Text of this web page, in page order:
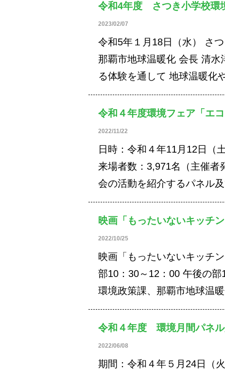
令和4年度 さつき小学校環
2023/02/07
令和5年１月18日（水） さ
那覇市地球温暖化 会長 清水
る体験を通して 地球温暖化
令和４年度環境フェア「エ
2022/11/22
日時：令和４年11月12日（
来場者数：3,971名（主催
会の活動を紹介するパネル
映画「もったいないキッチ
2022/10/25
映画「もったいないキッチ
部10：30～12：00 午後の
環境政策課、那覇市地球温
令和４年度 環境月間パネ
2022/06/08
期間：令和４年５月24日（